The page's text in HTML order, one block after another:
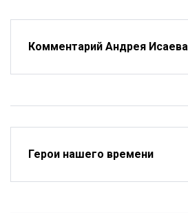
Комментарий Андрея Исаева
Герои нашего времени